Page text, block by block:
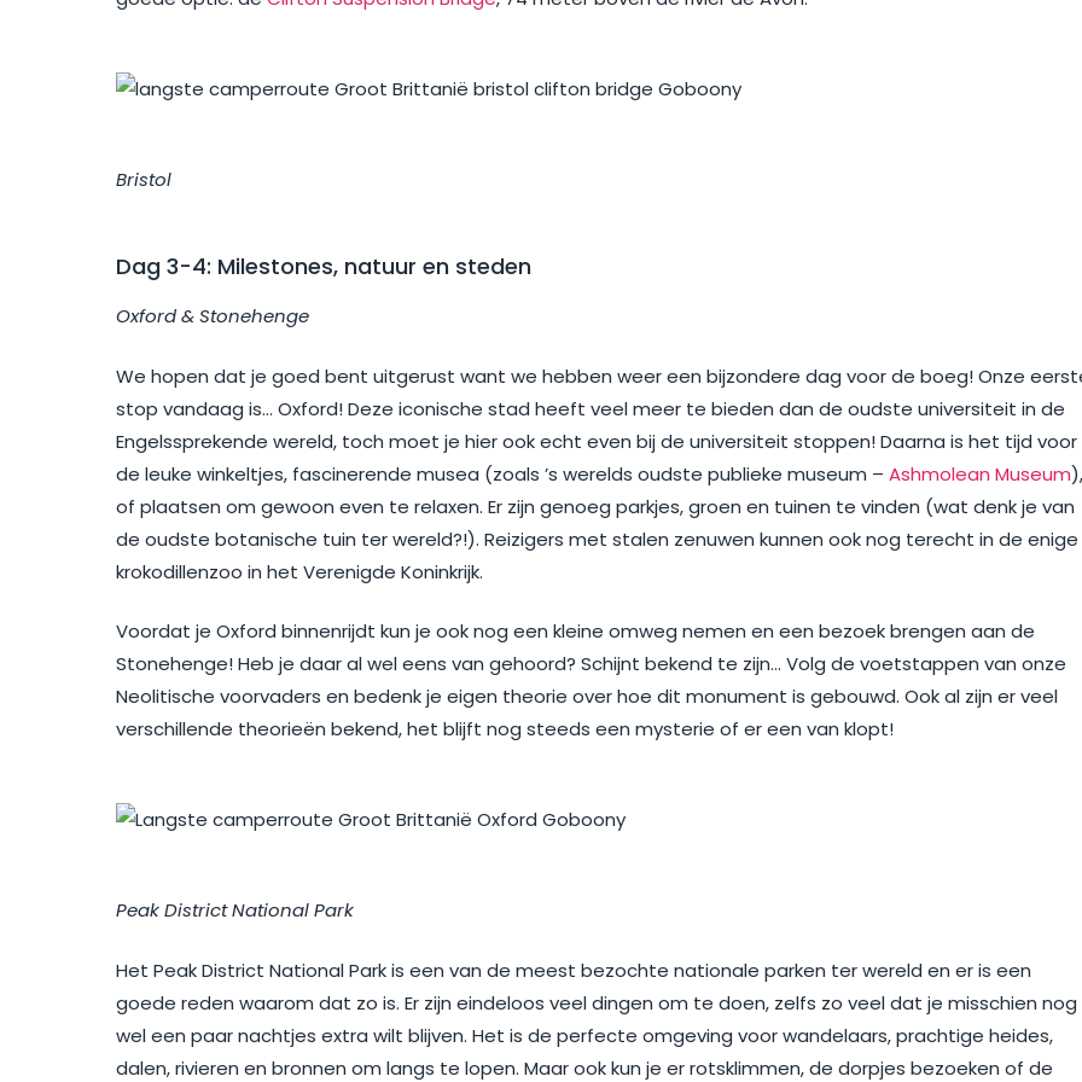
Bristol
Dag 3-4: Milestones, natuur en steden
Oxford & Stonehenge
We hopen dat je goed bent uitgerust want we hebben weer een bijzondere dag voor de boeg! Onze
stop vandaag is… Oxford! Deze iconische stad heeft veel meer te bieden dan de oudste universiteit in de
Engelssprekende wereld, toch moet je hier ook echt even bij de universiteit stoppen! Daarna is het tijd voor
de leuke winkeltjes, fascinerende musea (zoals ’s werelds oudste publieke museum – Ashmolean Museum),
of plaatsen om gewoon even te relaxen. Er zijn genoeg parkjes, groen en tuinen te vinden (wat denk je van
de oudste botanische tuin ter wereld?!). Reizigers met stalen zenuwen kunnen ook nog terecht in de enige
krokodillenzoo in het Verenigde Koninkrijk.
Voordat je Oxford binnenrijdt kun je ook nog een kleine omweg nemen en een bezoek brengen aan de
Stonehenge! Heb je daar al wel eens van gehoord? Schijnt bekend te zijn… Volg de voetstappen van onze
Neolitische voorvaders en bedenk je eigen theorie over hoe dit monument is gebouwd. Ook al zijn er veel
verschillende theorieën bekend, het blijft nog steeds een mysterie of er een van klopt!
Peak District National Park
Het Peak District National Park is een van de meest bezochte nationale parken ter wereld en er is een
goede reden waarom dat zo is. Er zijn eindeloos veel dingen om te doen, zelfs zo veel dat je misschien nog
wel een paar nachtjes extra wilt blijven. Het is de perfecte omgeving voor wandelaars, prachtige heides,
dalen, rivieren en bronnen om langs te lopen. Maar ook kun je er rotsklimmen, de dorpjes bezoeken of de